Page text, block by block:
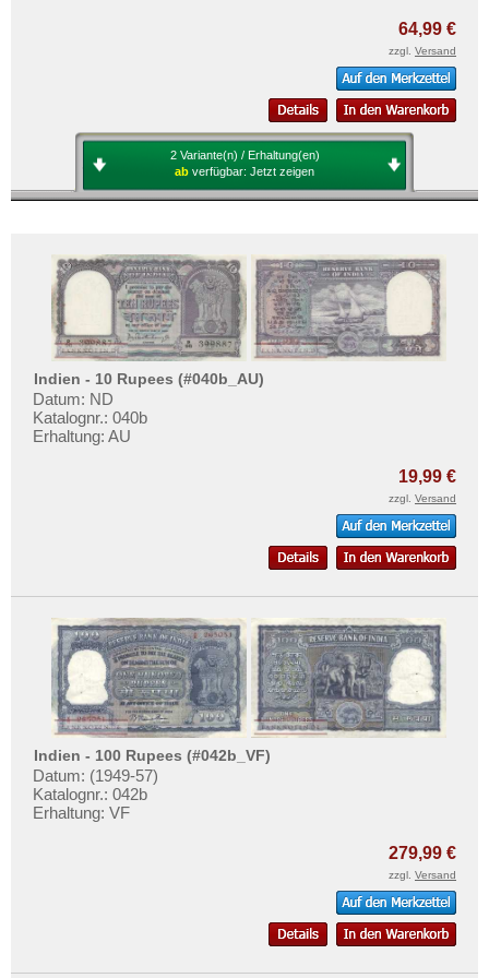
Syrien
Tadschikistan
Taiwan
Timor
Turkmenistan
Usbekistan
Vereinigte Arabische Emirate
Vietnam
Vietnam Süd
64,99 €
zzgl. Versand
2 Variante(n) / Erhaltung(en)
ab verfügbar: Jetzt zeigen
Indien - 10 Rupees (#040b_AU)
Datum: ND
Katalognr.: 040b
Erhaltung: AU
19,99 €
zzgl. Versand
Indien - 100 Rupees (#042b_VF)
Datum: (1949-57)
Katalognr.: 042b
Erhaltung: VF
279,99 €
zzgl. Versand